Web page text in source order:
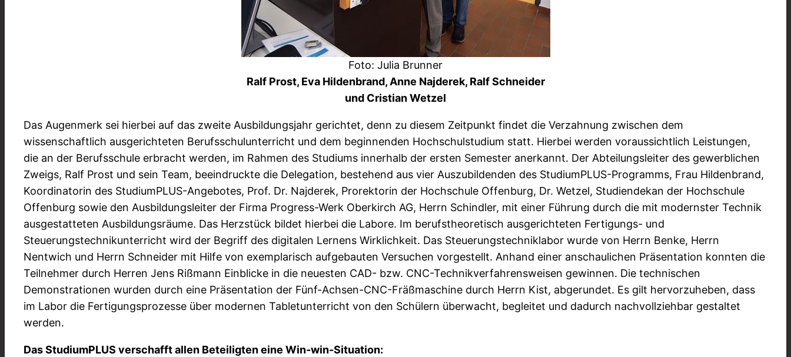
Foto: Julia Brunner
Ralf Prost, Eva Hildenbrand, Anne Najderek, Ralf Schneider
und Cristian Wetzel
Das Augenmerk sei hierbei auf das zweite Ausbildungsjahr gerichtet, denn zu diesem Zeitpunkt findet die Verzahnung zwischen dem
wissenschaftlich ausgerichteten Berufsschulunterricht und dem beginnenden Hochschulstudium statt. Hierbei werden voraussichtlich Leistungen,
die an der Berufsschule erbracht werden, im Rahmen des Studiums innerhalb der ersten Semester anerkannt. Der Abteilungsleiter des gewerblichen
Zweigs, Ralf Prost und sein Team, beeindruckte die Delegation, bestehend aus vier Auszubildenden des StudiumPLUS-Programms, Frau Hildenbrand,
Koordinatorin des StudiumPLUS-Angebotes, Prof. Dr. Najderek, Prorektorin der Hochschule Offenburg, Dr. Wetzel, Studiendekan der Hochschule
Offenburg sowie den Ausbildungsleiter der Firma Progress-Werk Oberkirch AG, Herrn Schindler, mit einer Führung durch die mit modernster Technik
ausgestatteten Ausbildungsräume. Das Herzstück bildet hierbei die Labore. Im berufstheoretisch ausgerichteten Fertigungs- und
Steuerungstechnikunterricht wird der Begriff des digitalen Lernens Wirklichkeit. Das Steuerungstechniklabor wurde von Herrn Benke, Herrn
Nentwich und Herrn Schneider mit Hilfe von exemplarisch aufgebauten Versuchen vorgestellt. Anhand einer anschaulichen Präsentation konnten die
Teilnehmer durch Herren Jens Rißmann Einblicke in die neuesten CAD- bzw. CNC-Technikverfahrensweisen gewinnen. Die technischen
Demonstrationen wurden durch eine Präsentation der Fünf-Achsen-CNC-Fräßmaschine durch Herrn Kist, abgerundet. Es gilt hervorzuheben, dass
im Labor die Fertigungsprozesse über modernen Tabletunterricht von den Schülern überwacht, begleitet und dadurch nachvollziehbar gestaltet
werden.
Das StudiumPLUS verschafft allen Beteiligten eine Win-win-Situation: